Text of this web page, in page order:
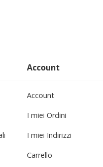
Account
Account
I miei Ordini
I miei Indirizzi
Carrello